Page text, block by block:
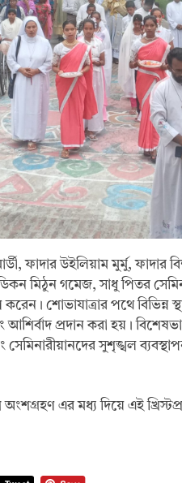
ফাদার উইলিয়াম মুর্মু, ফাদার
ডিকন মিঠুন গমেজ, সাধু পিতর
শোভাযাত্রার পথে বিভিন্ন
আশির্বাদ প্রদান করা হয়।
সেমিনারীয়ানদের সুশৃঙ্খল
অংশগ্রহণ এর মধ্য দিয়ে এই